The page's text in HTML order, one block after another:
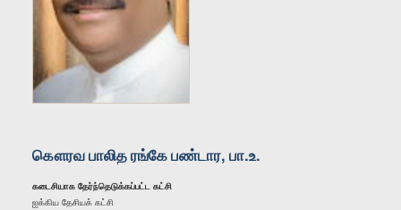
கௌரவ பாலித ரங்கே பண்டார, பா.உ.
கடைசியாக தேர்ந்தெடுக்கப்பட்ட கட்சி
ஐக்கிய தேசியக் கட்சி